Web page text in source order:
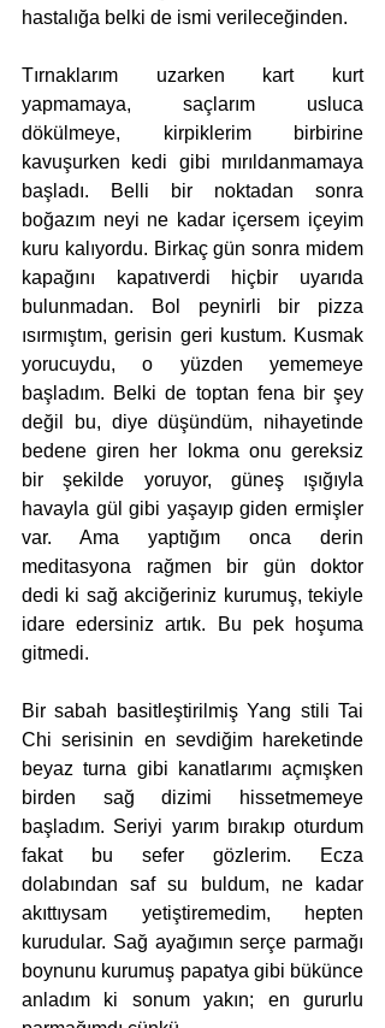
hastalığa belki de ismi verileceğinden.
Tırnaklarım uzarken kart kurt
yapmamaya, saçlarım usluca
dökülmeye, kirpiklerim birbirine
kavuşurken kedi gibi mırıldanmamaya
başladı. Belli bir noktadan sonra
boğazım neyi ne kadar içersem içeyim
kuru kalıyordu. Birkaç gün sonra midem
kapağını kapatıverdi hiçbir uyarıda
bulunmadan. Bol peynirli bir pizza
ısırmıştım, gerisin geri kustum. Kusmak
yorucuydu, o yüzden yememeye
başladım. Belki de toptan fena bir şey
değil bu, diye düşündüm, nihayetinde
bedene giren her lokma onu gereksiz
bir şekilde yoruyor, güneş ışığıyla
havayla gül gibi yaşayıp giden ermişler
var. Ama yaptığım onca derin
meditasyona rağmen bir gün doktor
dedi ki sağ akciğeriniz kurumuş, tekiyle
idare edersiniz artık. Bu pek hoşuma
gitmedi.
Bir sabah basitleştirilmiş Yang stili Tai
Chi serisinin en sevdiğim hareketinde
beyaz turna gibi kanatlarımı açmışken
birden sağ dizimi hissetmemeye
başladım. Seriyi yarım bırakıp oturdum
fakat bu sefer gözlerim. Ecza
dolabından saf su buldum, ne kadar
akıttıysam yetiştiremedim, hepten
kurudular. Sağ ayağımın serçe parmağı
boynunu kurumuş papatya gibi bükünce
anladım ki sonum yakın; en gururlu